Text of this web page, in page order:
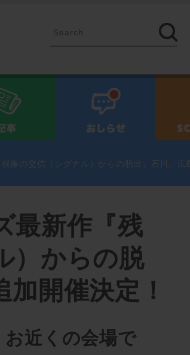
像の交信（シグナル）からの脱出』石川、広
最新作『残
）からの脱
開催決定！
近くの会場で